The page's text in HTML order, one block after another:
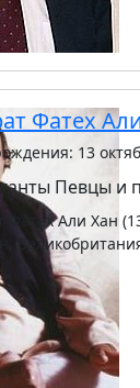
Фатех
13
Певцы и
Фатех Али Хан